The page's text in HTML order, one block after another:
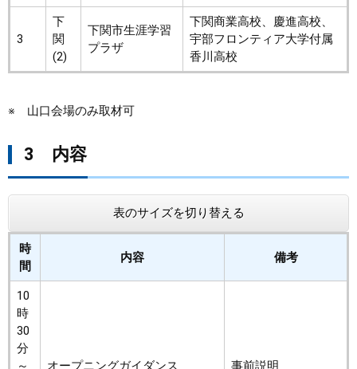
3
下
関
(2)
下関市生涯学習
プラザ
下関商業高校、慶進高校、
宇部フロンティア大学付属
香川高校
※ 山口会場のみ取材可
3 内容
表のサイズを切り替える
時
間
内容 備考
10
時
30
分
～
オープニングガイダンス 事前説明